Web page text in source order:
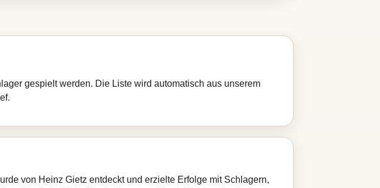
gespielt werden. Die Liste wird automatisch aus unserem
von Heinz Gietz entdeckt und erzielte Erfolge mit Schlagern,